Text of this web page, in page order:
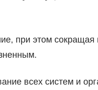
при этом
всех систем и